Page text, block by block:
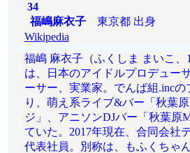
34
福嶋麻衣子東京都 出身
Wikipedia
福嶋 麻衣子（ふくしま まいこ、
は、日本のアイドルプロデュー
ーサー、実業家。でんぱ組.inc
り、萌え系ライブ&バー「秋葉
ジ」、アニソンDJバー「秋葉原
ていた。2017年現在、合同会社
代表社員。別称は、もふくちゃ